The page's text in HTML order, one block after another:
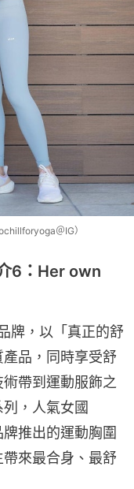
＠IG）
6：Her own
牌，以「真正的舒
品，同時享受舒
帶到運動服飾之
，人氣女國
推出的運動胸圍
來最合身、最舒